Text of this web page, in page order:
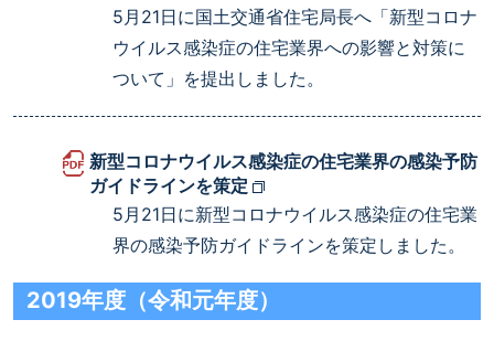
5月21日に国土交通省住宅局長へ「新型コロナ
ウイルス感染症の住宅業界への影響と対策に
ついて」を提出しました。
新型コロナウイルス感染症の住宅業界の感染予防
ガイドラインを策定
5月21日に新型コロナウイルス感染症の住宅業
界の感染予防ガイドラインを策定しました。
2019年度（令和元年度）